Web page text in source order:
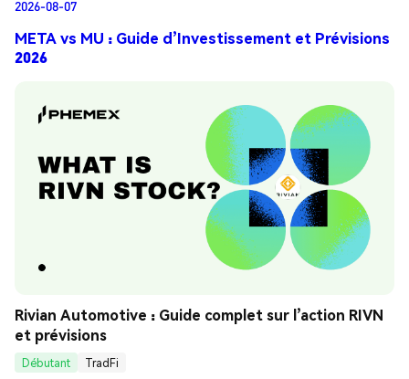
2026-08-07
META vs MU : Guide d’Investissement et Prévisions
2026
Rivian Automotive : Guide complet sur l’action RIVN
et prévisions
Débutant
TradFi